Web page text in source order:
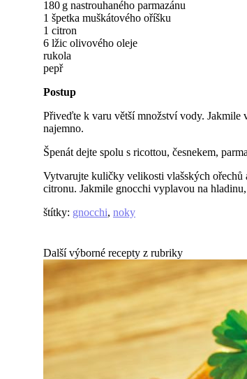
180 g nastrouhaného parmazánu
1 špetka muškátového oříšku
1 citron
6 lžic olivového oleje
rukola
pepř
Postup
Přiveďte k varu větší množství vody. Jakmile
najemno.
Špenát dejte spolu s ricottou, česnekem,
Vytvarujte kuličky velikosti vlašských ořechů
citronu. Jakmile gnocchi vyplavou na
štítky: gnocchi, noky
Další výborné recepty z rubriky